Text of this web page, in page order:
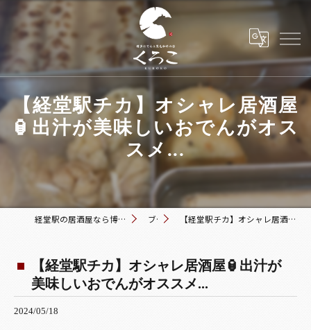
【経堂駅チカ】オシャレ居酒屋
🏮出汁が美味しいおでんがオス
スメ...
経堂駅の居酒屋なら博多おでんと黒毛和牛の店 くろこ ブログ 【経堂駅チカ】オシャレ居酒屋🏮出汁が美味しいおでんがオススメ...
【経堂駅チカ】オシャレ居酒屋🏮出汁が
美味しいおでんがオススメ...
2024/05/18